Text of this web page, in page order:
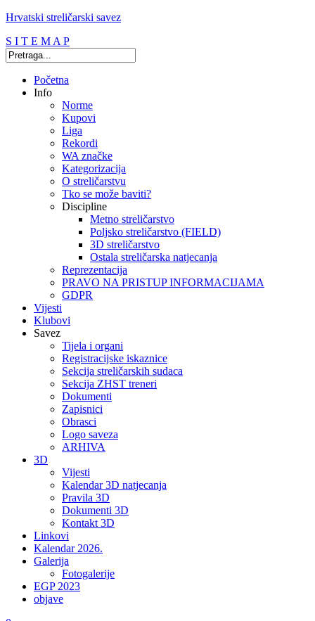
Hrvatski streličarski savez
S I T E M A P
Početna
Info
Norme
Kupovi
Liga
Rekordi
WA značke
Kategorizacija
O streličarstvu
Tko se može baviti?
Discipline
Metno streličarstvo
Poljsko streličarstvo (FIELD)
3D streličarstvo
Ostala streličarska natjecanja
Reprezentacija
PRAVO NA PRISTUP INFORMACIJAMA
GDPR
Vijesti
Klubovi
Savez
Tijela i organi
Registracijske iskaznice
Sekcija streličarskih sudaca
Sekcija ZHST treneri
Dokumenti
Zapisnici
Obrasci
Logo saveza
ARHIVA
3D
Vijesti
Kalendar 3D natjecanja
Pravila 3D
Dokumenti 3D
Kontakt 3D
Linkovi
Kalendar 2026.
Galerija
Fotogalerije
EGP 2023
objave